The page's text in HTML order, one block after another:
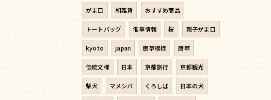
がま口 和雑貨 おすすめ商品
トートバッグ 催事情報 桜 親子がま口
kyoto japan 唐草模様 唐草
伝統文様 日本 京都旅行 京都観光
柴犬 マメシバ くろしば 日本の犬